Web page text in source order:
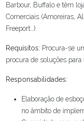
Barbour, Buffalo e têm
Comerciais (Amoreiras,
Freeport…).
Requisitos: Procura-se
procura de soluções para
Responsabilidades:
Elaboração de
no âmbito de